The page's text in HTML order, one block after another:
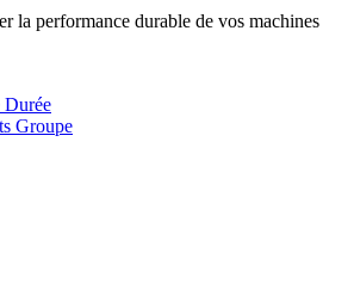
la performance durable de vos machines
Durée
Groupe